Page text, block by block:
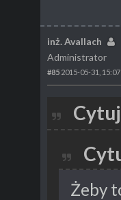
inż. Avallach
Administrator
#85 2015-05-31, 15:07
Cytuj
Żeby